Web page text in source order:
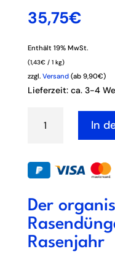
35,75€
Enthält 19% MwSt.
(1,43€ / 1 kg)
zzgl. Versand(ab 9,90€)
Lieferzeit: ca. 3-4
SPORT
KG
MENGE
In
Der
Rasenjahr